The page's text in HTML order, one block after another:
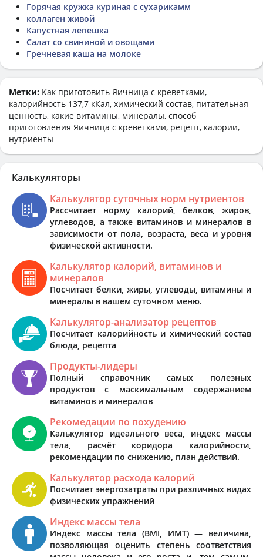
Горячая кружка куриная с сухарикамм
коллаген живой
Капустная лепешка
Салат со свининой и овощами
Гречневая каша на молоке
Метки: Как приготовить Яичница с креветками,
калорийность 137,7 кКал, химический состав, питательная
ценность, какие витамины, минералы, способ
приготовления Яичница с креветками, рецепт, калории,
нутриенты
Калькуляторы
Калькулятор суточных норм нутриентов
Рассчитает норму калорий, белков, жиров,
углеводов, а также витаминов и минералов в
зависимости от пола, возраста, веса и уровня
физической активности.
Калькулятор калорий, витаминов и
минералов
Посчитает белки, жиры, углеводы, витамины и
минералы в вашем суточном меню.
Калькулятор-анализатор рецептов
Посчитает калорийность и химический состав
блюда, рецепта
Продукты-лидеры
Полный справочник самых полезных
продуктов с маскимальным содержанием
витаминов и минералов
Рекомедации по похудению
Калькулятор идеального веса, индекс массы
тела, расчёт коридора калорийности,
рекомендации по снижению, план действий.
Калькулятор расхода калорий
Посчитает энергозатраты при различных видах
физических упражнений
Индекс массы тела
Индекс массы тела (BMI, ИМТ) — величина,
позволяющая оценить степень соответствия